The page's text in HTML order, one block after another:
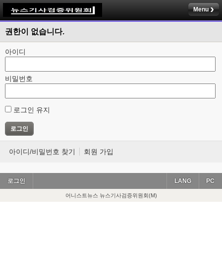
Menu
권한이 없습니다.
아이디
비밀번호
로그인 유지
아이디/비밀번호 찾기 회원 가입
로그인 PC
LANG
어니스트뉴스 뉴스기사검증위원회(M)